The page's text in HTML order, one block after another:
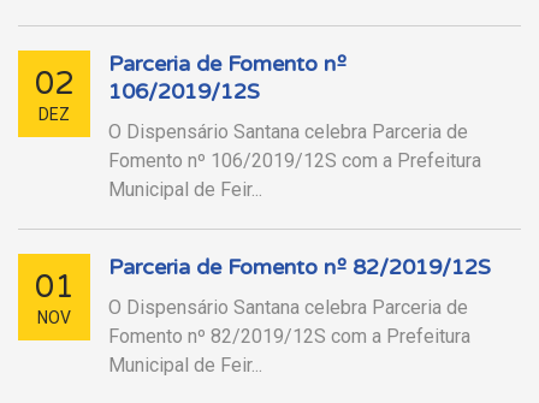
02
DEZ
Parceria de Fomento nº
106/2019/12S
O Dispensário Santana celebra Parceria de
Fomento nº 106/2019/12S com a Prefeitura
Municipal de Feir...
01
NOV
Parceria de Fomento nº 82/2019/12S
O Dispensário Santana celebra Parceria de
Fomento nº 82/2019/12S com a Prefeitura
Municipal de Feir...